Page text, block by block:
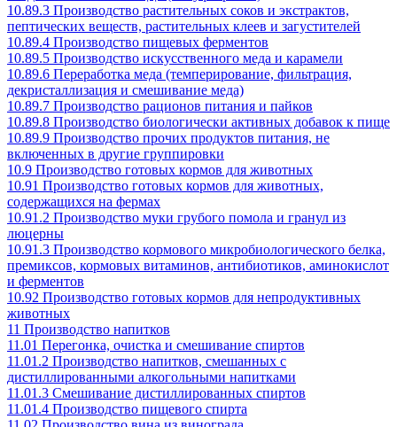
10.89.3 Производство растительных соков и экстрактов,
пептических веществ, растительных клеев и загустителей
10.89.4 Производство пищевых ферментов
10.89.5 Производство искусственного меда и карамели
10.89.6 Переработка меда (темперирование, фильтрация,
декристаллизация и смешивание меда)
10.89.7 Производство рационов питания и пайков
10.89.8 Производство биологически активных добавок к пище
10.89.9 Производство прочих продуктов питания, не
включенных в другие группировки
10.9 Производство готовых кормов для животных
10.91 Производство готовых кормов для животных,
содержащихся на фермах
10.91.2 Производство муки грубого помола и гранул из
люцерны
10.91.3 Производство кормового микробиологического белка,
премиксов, кормовых витаминов, антибиотиков, аминокислот
и ферментов
10.92 Производство готовых кормов для непродуктивных
животных
11 Производство напитков
11.01 Перегонка, очистка и смешивание спиртов
11.01.2 Производство напитков, смешанных с
дистиллированными алкогольными напитками
11.01.3 Смешивание дистиллированных спиртов
11.01.4 Производство пищевого спирта